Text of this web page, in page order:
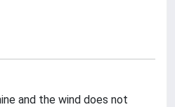
and the wind does not